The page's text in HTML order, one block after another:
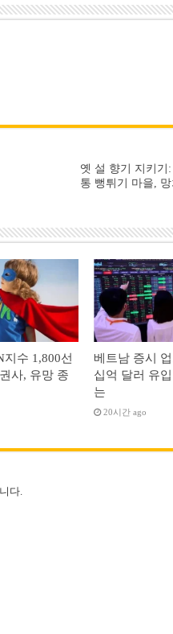
옛 설 향기 지키기
통 뻥튀기 마을,
수 1,800선
사, 유망 종
베트남 증시
십억 달러 유
는
20시간 ago
다.